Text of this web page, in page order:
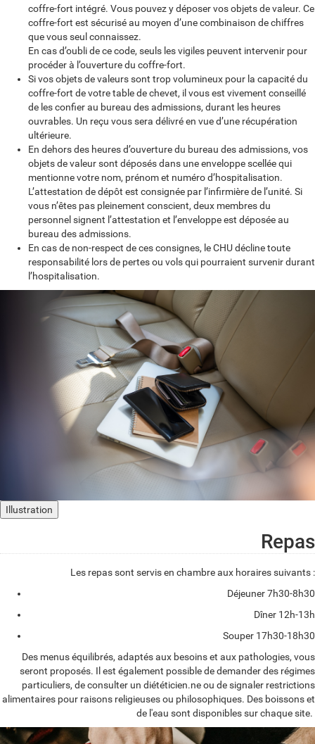
coffre-fort intégré. Vous pouvez y déposer vos objets de valeur. Ce
coffre-fort est sécurisé au moyen d’une combinaison de chiffres
que vous seul connaissez.
En cas d’oubli de ce code, seuls les vigiles peuvent intervenir pour
procéder à l’ouverture du coffre-fort.
Si vos objets de valeurs sont trop volumineux pour la capacité du
coffre-fort de votre table de chevet, il vous est vivement conseillé
de les confier au bureau des admissions, durant les heures
ouvrables. Un reçu vous sera délivré en vue d’une récupération
ultérieure.
En dehors des heures d’ouverture du bureau des admissions, vos
objets de valeur sont déposés dans une enveloppe scellée qui
mentionne votre nom, prénom et numéro d’hospitalisation.
L’attestation de dépôt est consignée par l’infirmière de l’unité. Si
vous n’êtes pas pleinement conscient, deux membres du
personnel signent l’attestation et l’enveloppe est déposée au
bureau des admissions.
En cas de non-respect de ces consignes, le CHU décline toute
responsabilité lors de pertes ou vols qui pourraient survenir durant
l’hospitalisation.
Illustration
Repas
Les repas sont servis en chambre aux horaires suivants :
Déjeuner 7h30-8h30
Dîner 12h-13h
Souper 17h30-18h30
Des menus équilibrés, adaptés aux besoins et aux pathologies, vous
seront proposés. Il est également possible de demander des régimes
particuliers, de consulter un diététicien.ne ou de signaler restrictions
alimentaires pour raisons religieuses ou philosophiques. Des boissons et
de l'eau sont disponibles sur chaque site.